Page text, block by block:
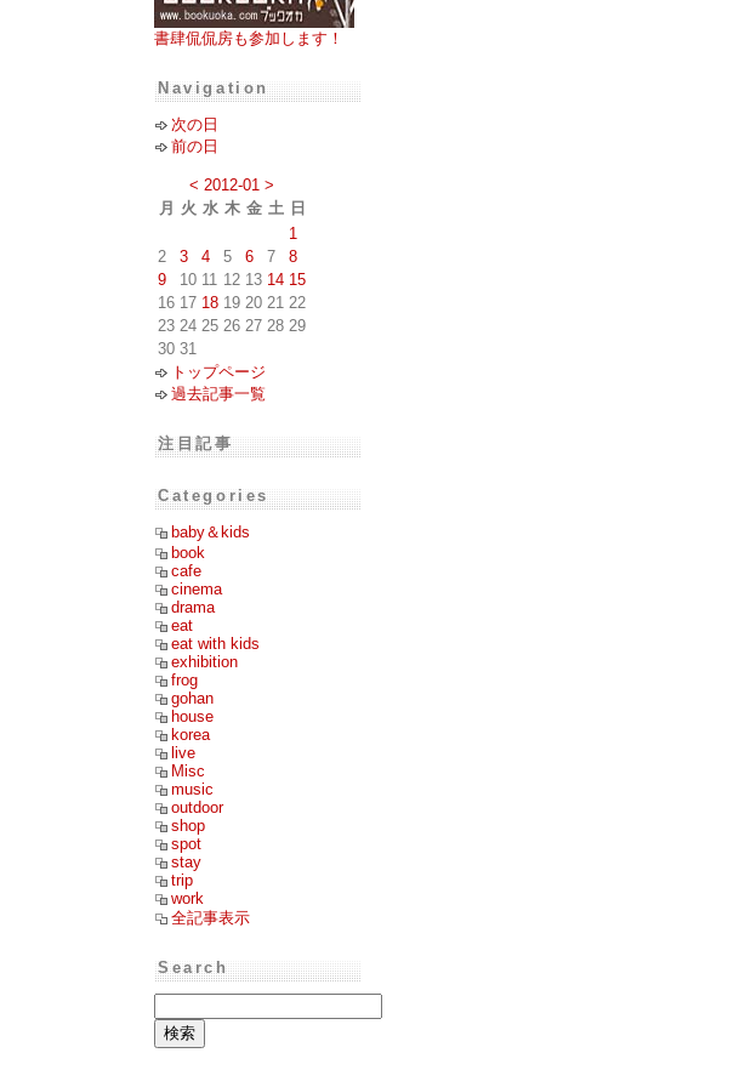
書肆侃侃房も参加します！
Navigation
次の日
前の日
< 2012-01 >
月
火 水 木 金 土 日
1
2
3 4 5 6 7
8
9
10 11 12 13 14 15
16 17 18 19 20 21 22
23 24 25 26 27 28 29
30 31
トップページ
過去記事一覧
注目記事
Categories
baby＆kids
book
cafe
cinema
drama
eat
eat with kids
exhibition
frog
gohan
house
korea
live
Misc
music
outdoor
shop
spot
stay
trip
work
全記事表示
Search